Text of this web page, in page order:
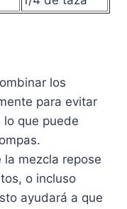
los
para evitar
lo que puede
la mezcla repose
o incluso
ayudará a que